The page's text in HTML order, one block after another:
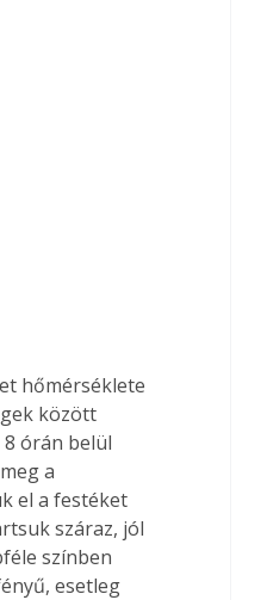
hőmérséklete
között
órán belül
a
el a festéket
száraz, jól
színben
esetleg